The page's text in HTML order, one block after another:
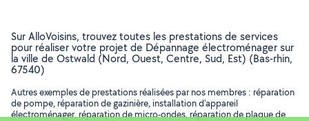
Sur AlloVoisins, trouvez toutes les prestations de services
pour réaliser votre projet de Dépannage électroménager sur
la ville de Ostwald (Nord, Ouest, Centre, Sud, Est) (Bas-rhin,
67540)
Autres exemples de prestations réalisées par nos membres : réparation
de pompe, réparation de gazinière, installation d'appareil
électroménager, réparation de micro-ondes, réparation de plaque de